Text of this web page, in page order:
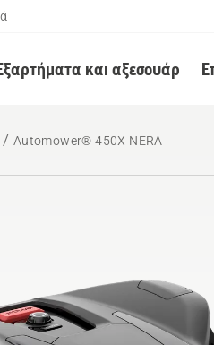
και αξεσουάρ
Automower® 450X NERA